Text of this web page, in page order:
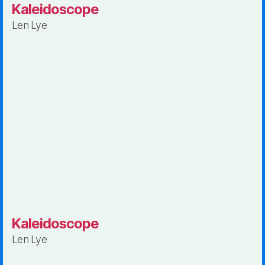
Kaleidoscope
Len Lye
Kaleidoscope
Len Lye